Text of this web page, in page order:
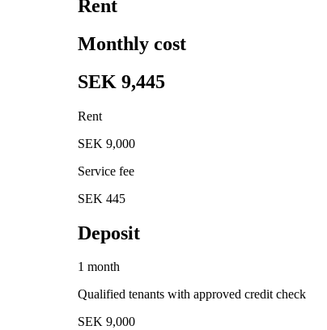
Rent
Monthly cost
SEK 9,445
Rent
SEK 9,000
Service fee
SEK 445
Deposit
1 month
Qualified tenants with approved credit check
SEK 9,000